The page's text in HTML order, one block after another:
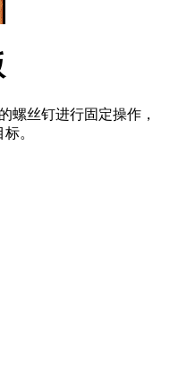
螺丝钉进行固定操作，
。